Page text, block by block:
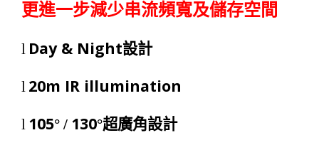
更進一步減少串流頻寬及儲存空間
l Day & Night設計
l 20m IR illumination
l 105° / 130°超廣角設計